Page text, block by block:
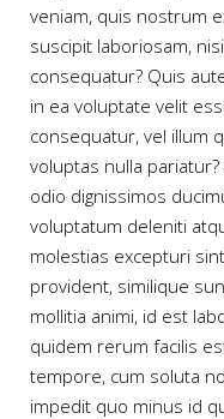
veniam, quis nostrum
suscipit laboriosam,
consequatur? Quis
in ea voluptate velit
consequatur, vel illum
voluptas nulla
odio dignissimos
voluptatum deleniti
molestias excepturi
provident, similique
mollitia animi, id est
quidem rerum facilis
tempore, cum soluta
impedit quo minus id